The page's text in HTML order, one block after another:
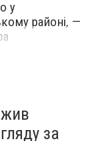
у
районі, —
оскаржує
власності на
за